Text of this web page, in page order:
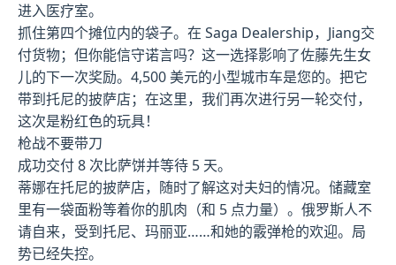
进入医疗室。
抓住第四个摊位内的袋子。在 Saga Dealership，Jiang交
付货物；但你能信守诺言吗？这一选择影响了佐藤先生女
儿的下一次奖励。4,500 美元的小型城市车是您的。把它
带到托尼的披萨店；在这里，我们再次进行另一轮交付，
这次是粉红色的玩具！
枪战不要带刀
成功交付 8 次比萨饼并等待 5 天。
蒂娜在托尼的披萨店，随时了解这对夫妇的情况。储藏室
里有一袋面粉等着你的肌肉（和 5 点力量）。俄罗斯人不
请自来，受到托尼、玛丽亚……和她的霰弹枪的欢迎。局
势已经失控。